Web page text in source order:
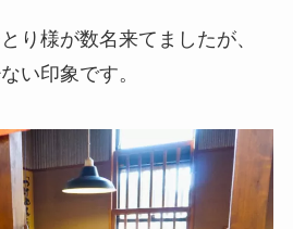
り様が数名来てましたが、
い印象です。